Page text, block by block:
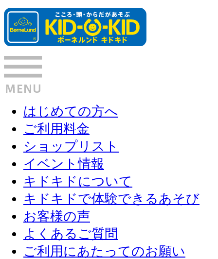
はじめての方へ
ご利用料金
ショップリスト
イベント情報
キドキドについて
キドキドで体験できるあそび
お客様の声
よくあるご質問
ご利用にあたってのお願い